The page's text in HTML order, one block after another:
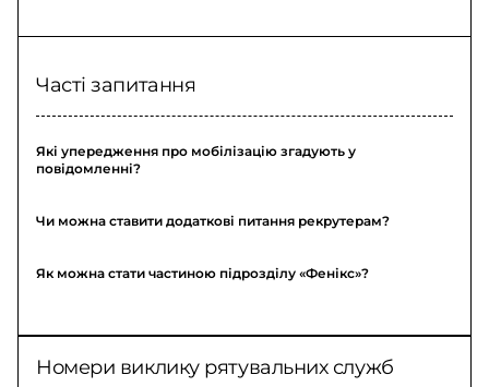
Часті запитання
Які упередження про мобілізацію згадують у
повідомленні?
Чи можна ставити додаткові питання рекрутерам?
Як можна стати частиною підрозділу «Фенікс»?
Номери виклику рятувальних служб